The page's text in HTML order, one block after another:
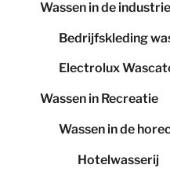
Wassen in de industrie
Bedrijfskleding
Electrolux
Wassen in Recreatie
Wassen in de
Hotelwasserij